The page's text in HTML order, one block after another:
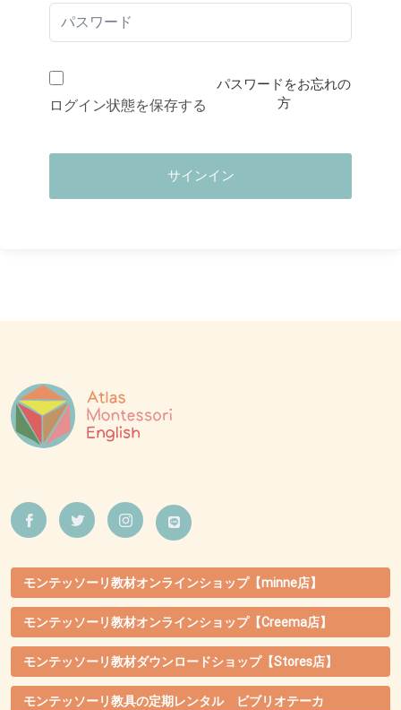
ログイン状態を保存する
パスワードをお忘れの
方
サインイン
モンテッソーリ教材オンラインショップ【minne店】
モンテッソーリ教材オンラインショップ【Creema店】
モンテッソーリ教材ダウンロードショップ【Stores店】
モンテッソーリ教具の定期レンタル ビブリオテーカ